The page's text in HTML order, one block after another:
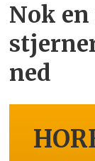
Nok
ned